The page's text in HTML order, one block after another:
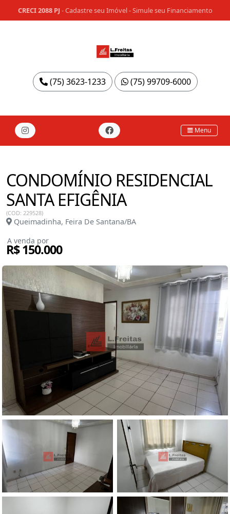
CRECI 2088 PJ -Cadastre seu Imóvel-Simule seu Financiamento
(75) 3623-1233 (75) 99709-6000
Menu
CONDOMÍNIO RESIDENCIAL
SANTA EFIGÊNIA
(COD: 229528)
Queimadinha, Feira De Santana/BA
A venda por
R$ 150.000